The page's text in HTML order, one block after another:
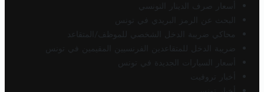
أسعار صرف الدينار التونسي
البحث عن الرمز البريدي في تونس
محاكي ضريبة الدخل الشخصي للموظف/المتقاعد
ضريبة الدخل للمتقاعدين الفرنسيين المقيمين في تونس
أسعار السيارات الجديدة في تونس
أخبار تروفيت